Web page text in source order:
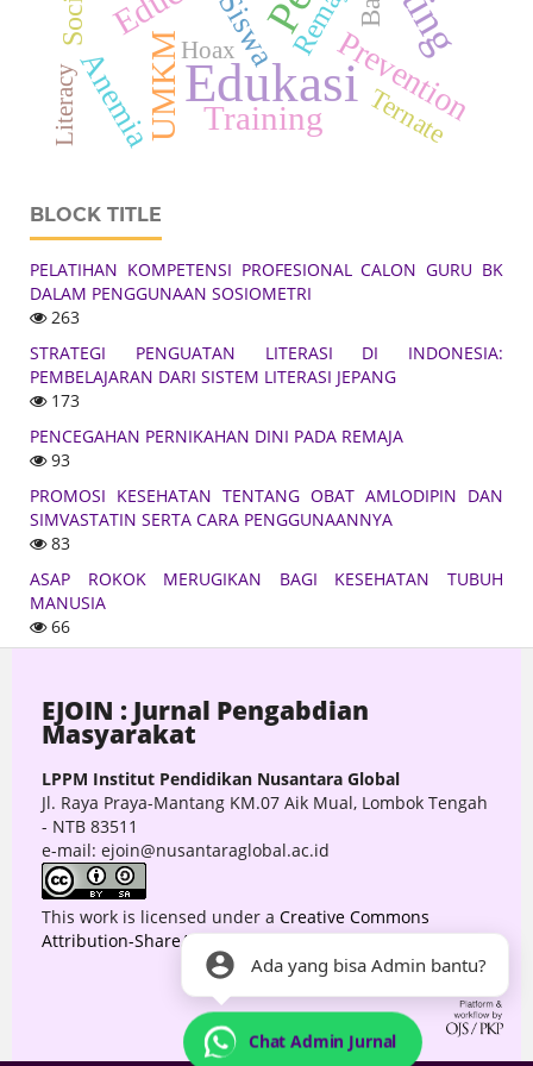
Edukasi
UMKM Training Prevention
Anemia
Siswa
Ternate
Literacy
Hoax
BLOCK TITLE
PELATIHAN KOMPETENSI PROFESIONAL CALON GURU BK
DALAM PENGGUNAAN SOSIOMETRI
263
STRATEGI PENGUATAN LITERASI DI INDONESIA:
PEMBELAJARAN DARI SISTEM LITERASI JEPANG
173
PENCEGAHAN PERNIKAHAN DINI PADA REMAJA
93
PROMOSI KESEHATAN TENTANG OBAT AMLODIPIN DAN
SIMVASTATIN SERTA CARA PENGGUNAANNYA
83
ASAP ROKOK MERUGIKAN BAGI KESEHATAN TUBUH
MANUSIA
66
EJOIN : Jurnal Pengabdian
Masyarakat
LPPM Institut Pendidikan Nusantara Global
Jl. Raya Praya-Mantang KM.07 Aik Mual, Lombok Tengah
- NTB 83511
e-mail: ejoin@nusantaraglobal.ac.id
This work is licensed under a Creative Commons
Attribution-ShareAlike 4.0 International License.
Ada yang bisa Admin bantu?
Chat Admin Jurnal